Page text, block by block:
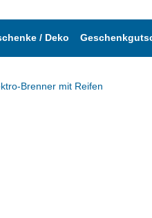
/ Deko
Brenner mit Reifen